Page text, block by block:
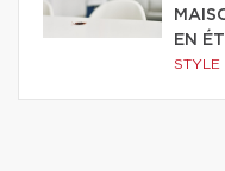
EN
STYLE